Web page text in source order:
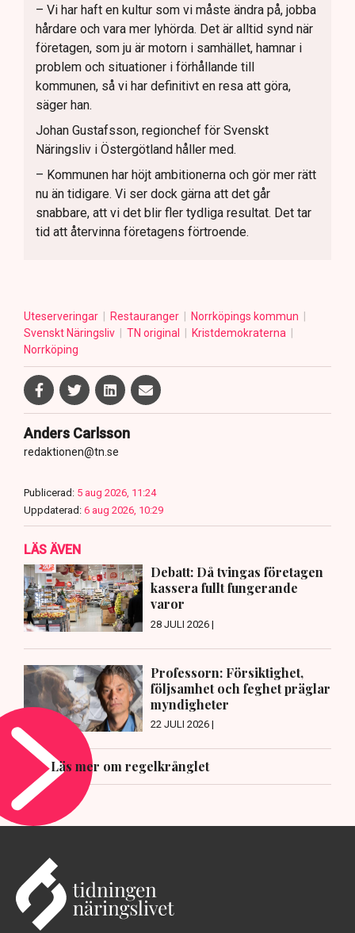
– Vi har haft en kultur som vi måste ändra på, jobba
hårdare och vara mer lyhörda. Det är alltid synd när
företagen, som ju är motorn i samhället, hamnar i
problem och situationer i förhållande till
kommunen, så vi har definitivt en resa att göra,
säger han.
Johan Gustafsson, regionchef för Svenskt
Näringsliv i Östergötland håller med.
– Kommunen har höjt ambitionerna och gör mer rätt
nu än tidigare. Vi ser dock gärna att det går
snabbare, att vi det blir fler tydliga resultat. Det tar
tid att återvinna företagens förtroende.
Uteserveringar Restauranger
Norrköpings kommun
Svenskt Näringsliv
TN original
Kristdemokraterna
Norrköping
Anders Carlsson
redaktionen@tn.se
Publicerad: 5 aug 2026, 11:24
Uppdaterad: 6 aug 2026, 10:29
LÄS ÄVEN
Debatt: Då tvingas företagen
kassera fullt fungerande
varor
28 JULI 2026 |
Professorn: Försiktighet,
följsamhet och feghet präglar
myndigheter
22 JULI 2026 |
Läs mer om regelkrånglet